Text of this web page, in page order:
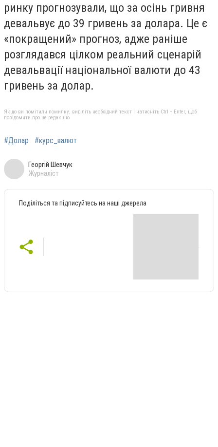
ринку прогнозували, що за осінь гривня
девальвує до 39 гривень за долара. Це є
«покращений» прогноз, адже раніше
розглядався цілком реальний сценарій
девальвації національної валюти до 43
гривень за долар.
Якщо ви помітили помилку, виділіть необхідний текст і натисніть Ctrl + Enter, щоб
повідомити про це редакцію
#Долар #курс_валют
Георгій Шевчук
Журналіст
Поділіться та підписуйтесь на наші джерела